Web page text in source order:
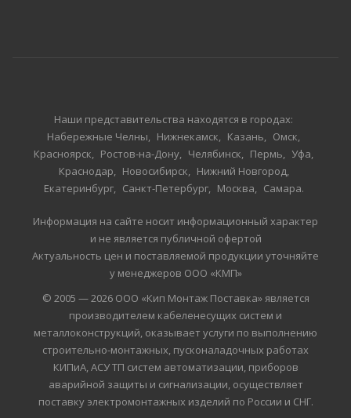
Наши представительства находятся в городах:
Набережные Челны
Нижнекамск Казань
Омск
Красноярск
Ростов-на-Дону Челябинск Пермь
Уфа
Краснодар
Новосибирск
Нижний Новгород
Екатеринбург
Санкт-Петербург Москва Самара
Информация на сайте носит информационный характер
и не является публичной офертой
Актуальность цен и поставляемой продукции уточняйте
у менеджеров ООО «КМП»
© 2005 — 2026 ООО «Кип Монтаж Поставка» является
производителем кабеленесущих систем и
металлоконструкций, оказывает услуги по выполнению
строительно-монтажных, пусконаладочных работах
КИПиА, АСУ ТП систем автоматизации, приборов
аварийной защиты и сигнализации, осуществляет
поставку электромонтажных изделий по России и СНГ.